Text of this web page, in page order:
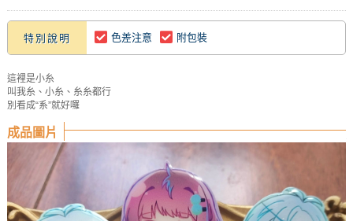
特別說明 色差注意 附包裝
這裡是小糸
叫我糸、小糸、糸糸都行
別看成“系”就好囉
成品圖片